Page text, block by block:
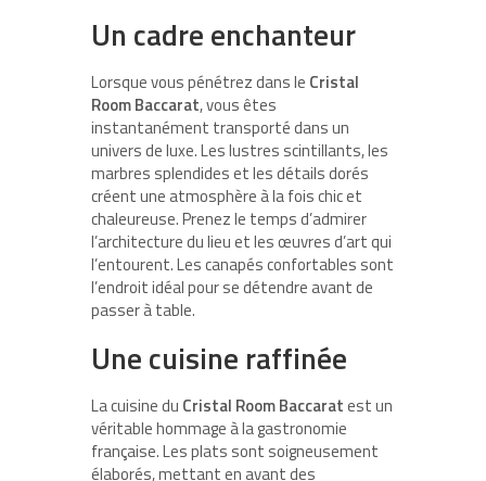
Un cadre enchanteur
Lorsque vous pénétrez dans le Cristal
Room Baccarat, vous êtes
instantanément transporté dans un
univers de luxe. Les lustres scintillants, les
marbres splendides et les détails dorés
créent une atmosphère à la fois chic et
chaleureuse. Prenez le temps d’admirer
l’architecture du lieu et les œuvres d’art qui
l’entourent. Les canapés confortables sont
l’endroit idéal pour se détendre avant de
passer à table.
Une cuisine raffinée
La cuisine du Cristal Room Baccaratest un
véritable hommage à la gastronomie
française. Les plats sont soigneusement
élaborés, mettant en avant des